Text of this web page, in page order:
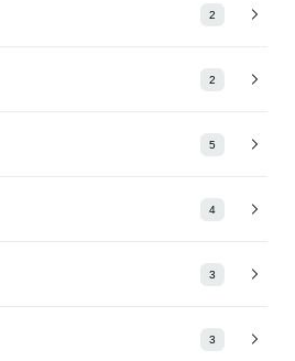
2
2
5
4
3
3